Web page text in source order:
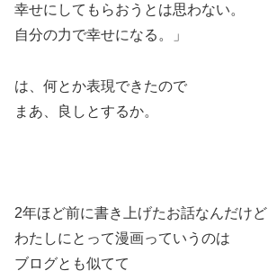
幸せにしてもらおうとは思わない。
自分の力で幸せになる。」
は、何とか表現できたので
まあ、良しとするか。
2年ほど前に書き上げたお話なんだけど
わたしにとって漫画っていうのは
ブログとも似てて